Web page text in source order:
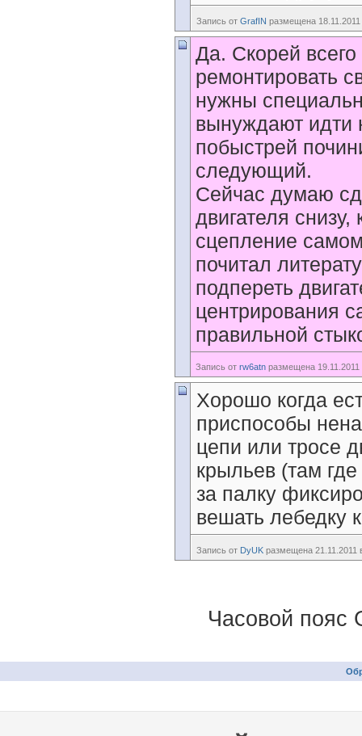
Запись от GrafIN размещена 18.11.2011
Да. Скорей
ремонтировать
нужны
вынуждают идти
побыстрей
следующий.
Сейчас думаю
двигателя
сцепление
почитал
подпереть
центрирования
правильной
Запись от rw6atn размещена 19.11.2011
Хорошо когда
приспособы
цепи или тросе
крыльев (там
за палку
вешать лебедку
Запись от DyUK размещена 21.11.2011
Часовой пояс